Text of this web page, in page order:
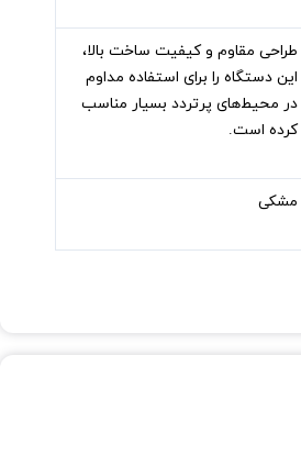
طراحی مقاوم و کیفیت ساخت بالا،
این دستگاه را برای استفاده مداوم
در محیط‌های پرتردد بسیار مناسب
کرده است.
مشکی